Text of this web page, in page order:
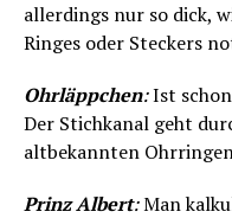
allerdings nur so dick,
Ringes oder Steckers
Ohrläppchen:Ist schon
Der Stichkanal geht
altbekannten
Prinz Albert:Man